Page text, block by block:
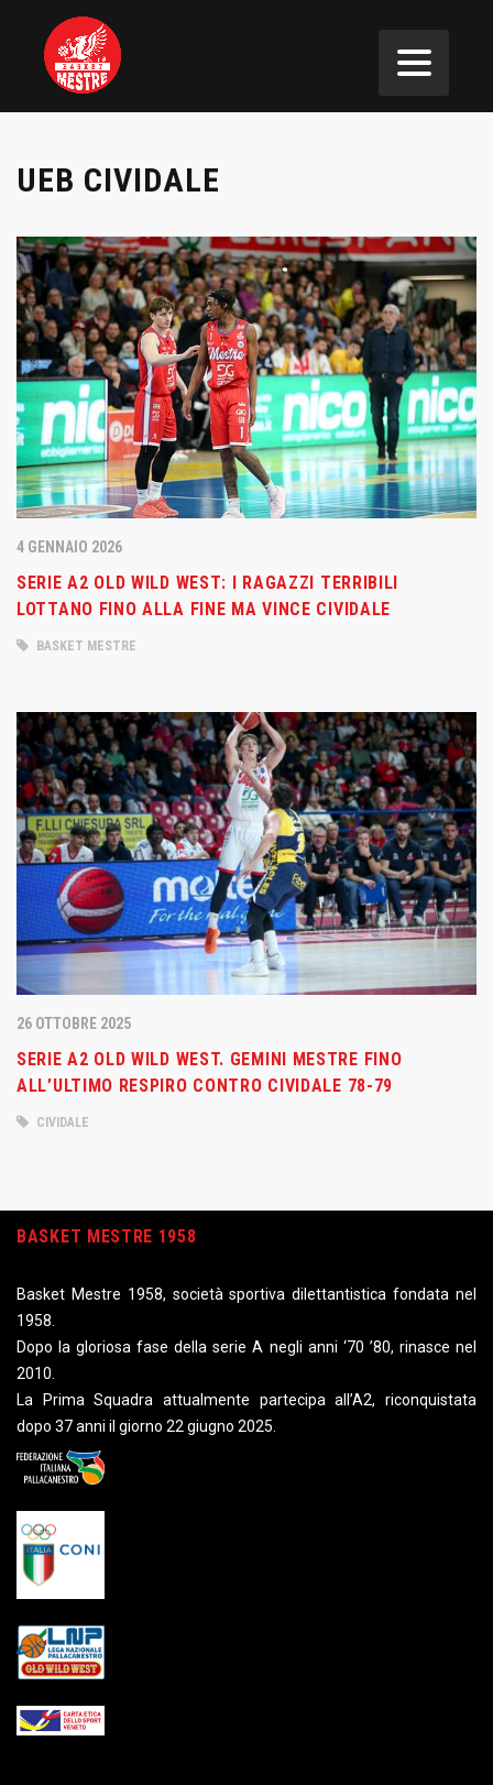
UEB CIVIDALE
4 GENNAIO 2026
SERIE A2 OLD WILD WEST: I RAGAZZI TERRIBILI
LOTTANO FINO ALLA FINE MA VINCE CIVIDALE
BASKET MESTRE
26 OTTOBRE 2025
SERIE A2 OLD WILD WEST. GEMINI MESTRE FINO
ALL’ULTIMO RESPIRO CONTRO CIVIDALE 78-79
CIVIDALE
BASKET MESTRE 1958
Basket Mestre 1958, società sportiva dilettantistica fondata nel
1958.
Dopo la gloriosa fase della serie A negli anni ‘70 ’80, rinasce nel
2010.
La Prima Squadra attualmente partecipa all’A2, riconquistata
dopo 37 anni il giorno 22 giugno 2025.